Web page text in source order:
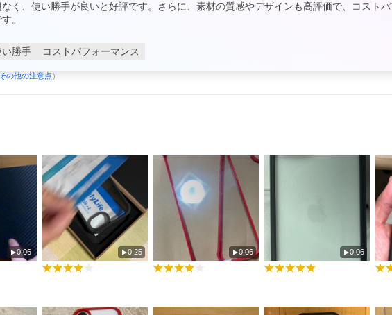
く、使い勝手が良いと好評です。さらに、素材の質感やデザインも高評価で、コスト
。
い勝手 コストパフォーマンス
その他の注意点 ）
0:06 0:25 0:06 0:06